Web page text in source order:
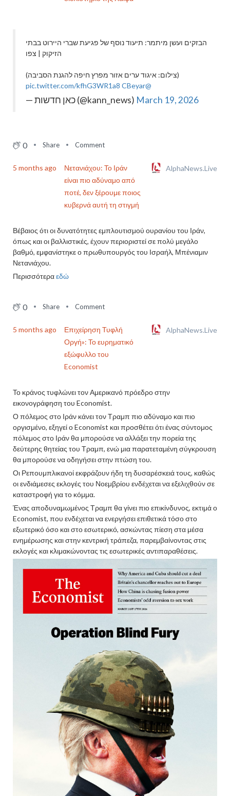
הבזקים ועשן מיתמר: תיעוד נוסף של פגיעת שברי היירוט בבתי
הזיקוק | צפו
(צילום: איגוד ערים אזור מפרץ חיפה להגנת הסביבה)
@CBeyar
pic.twitter.com/kfhG3WR1a8
— כאן חדשות (@kann_news) March 19, 2026
0 Share Comment
5 months ago
Νετανιάχου: Το Ιράν
είναι πιο αδύναμο από
ποτέ, δεν ξέρουμε ποιος
κυβερνά αυτή τη στιγμή
AlphaNews.Live
Βέβαιος ότι οι δυνατότητες εμπλουτισμού ουρανίου του Ιράν,
όπως και οι βαλλιστικές, έχουν περιοριστεί σε πολύ μεγάλο
βαθμό, εμφανίστηκε ο πρωθυπουργός του Ισραήλ, Μπένιαμιν
Νετανιάχου.
Περισσότεραεδώ
0 Share Comment
5 months ago
Επιχείρηση Τυφλή
Οργή»: Το ευρηματικό
εξώφυλλο του
Economist
AlphaNews.Live
Το κράνος τυφλώνει τον Αμερικανό πρόεδρο στην
εικονογράφηση του Economist.
Ο πόλεμος στο Ιράν κάνει τον Τραμπ πιο αδύναμο και πιο
οργισμένο, εξηγεί ο Economist και προσθέτει ότι ένας σύντομος
πόλεμος στο Ιράν θα μπορούσε να αλλάξει την πορεία της
δεύτερης θητείας του Τραμπ, ενώ μια παρατεταμένη σύγκρουση
θα μπορούσε να οδηγήσει στην πτώση του.
Οι Ρεπουμπλικανοί εκφράζουν ήδη τη δυσαρέσκειά τους, καθώς
οι ενδιάμεσες εκλογές του Νοεμβρίου ενδέχεται να εξελιχθούν σε
καταστροφή για το κόμμα.
Ένας αποδυναμωμένος Τραμπ θα γίνει πιο επικίνδυνος, εκτιμά ο
Economist, που ενδέχεται να ενεργήσει επιθετικά τόσο στο
εξωτερικό όσο και στο εσωτερικό, ασκώντας πίεση στα μέσα
ενημέρωσης και στην κεντρική τράπεζα, παρεμβαίνοντας στις
εκλογές και κλιμακώνοντας τις εσωτερικές αντιπαραθέσεις.